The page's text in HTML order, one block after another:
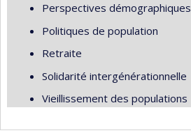
Perspectives démographiques
Politiques de population
Retraite
Solidarité intergénérationnelle
Vieillissement des populations